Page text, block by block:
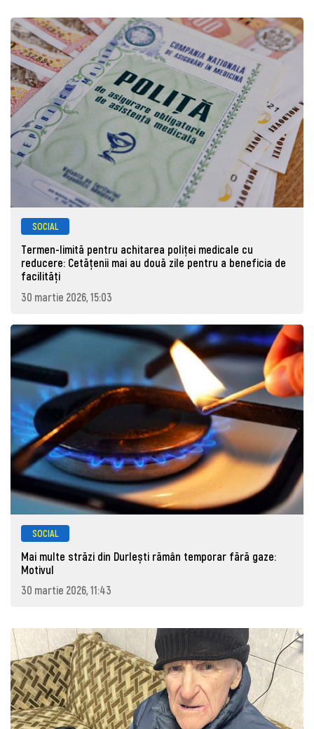
SOCIAL
Termen-limită pentru achitarea poliței medicale cu
reducere: Cetățenii mai au două zile pentru a beneficia de
facilități
30 martie 2026, 15:03
SOCIAL
Mai multe străzi din Durlești rămân temporar fără gaze:
Motivul
30 martie 2026, 11:43